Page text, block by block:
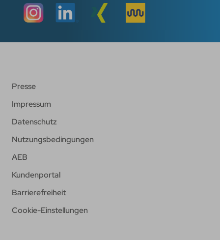
Presse
Impressum
Datenschutz
Nutzungsbedingungen
AEB
Kundenportal
Barrierefreiheit
Cookie-Einstellungen